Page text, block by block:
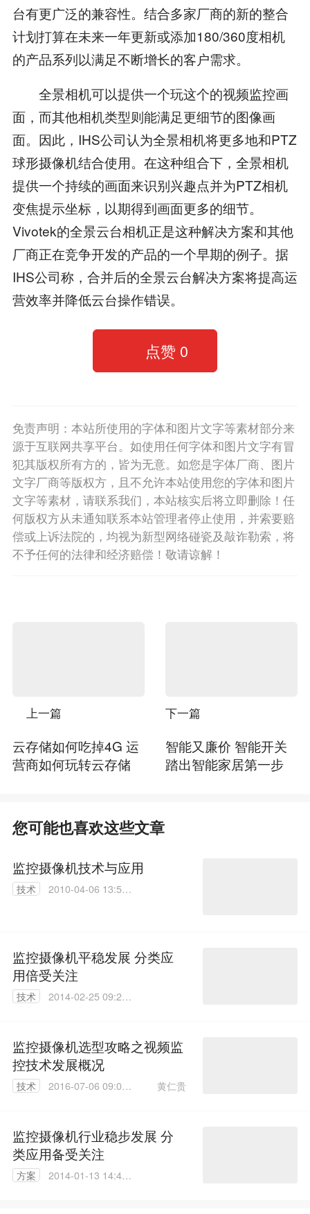
台有更广泛的兼容性。结合多家厂商的新的整合
计划打算在未来一年更新或添加180/360度相机
的产品系列以满足不断增长的客户需求。
全景相机可以提供一个玩这个的视频监控画
面，而其他相机类型则能满足更细节的图像画
面。因此，IHS公司认为全景相机将更多地和PTZ
球形摄像机结合使用。在这种组合下，全景相机
提供一个持续的画面来识别兴趣点并为PTZ相机
变焦提示坐标，以期得到画面更多的细节。
Vivotek的全景云台相机正是这种解决方案和其他
厂商正在竞争开发的产品的一个早期的例子。据
IHS公司称，合并后的全景云台解决方案将提高运
营效率并降低云台操作错误。
点赞 0
免责声明：本站所使用的字体和图片文字等素材部分来
源于互联网共享平台。如使用任何字体和图片文字有冒
犯其版权所有方的，皆为无意。如您是字体厂商、图片
文字厂商等版权方，且不允许本站使用您的字体和图片
文字等素材，请联系我们，本站核实后将立即删除！任
何版权方从未通知联系本站管理者停止使用，并索要赔
偿或上诉法院的，均视为新型网络碰瓷及敲诈勒索，将
不予任何的法律和经济赔偿！敬请谅解！
上一篇
云存储如何吃掉4G 运
营商如何玩转云存储
下一篇
智能又廉价 智能开关
踏出智能家居第一步
您可能也喜欢这些文章
监控摄像机技术与应用
技术
2010-04-06 13:56:
监控摄像机平稳发展 分类应
用倍受关注
技术
2014-02-25 09:28:
监控摄像机选型攻略之视频监
控技术发展概况
技术
2016-07-06 09:01:
黄仁贵
监控摄像机行业稳步发展 分
类应用备受关注
方案
2014-01-13 14:47: